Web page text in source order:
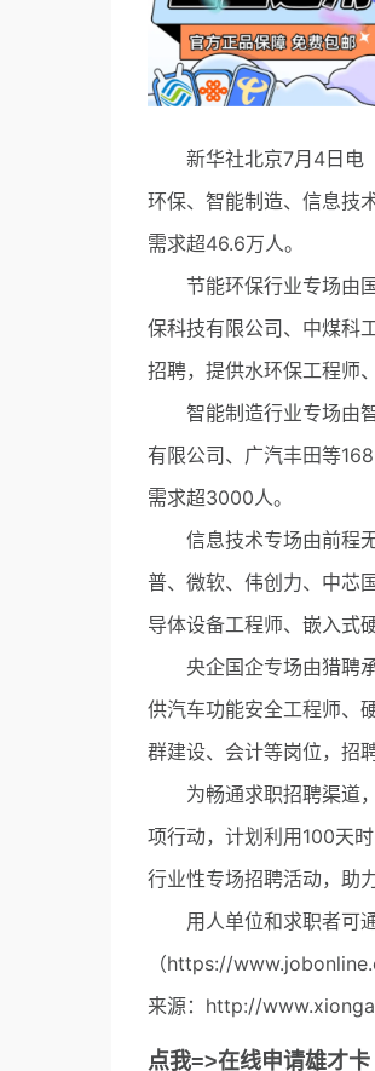
新华社北京7月4日电（
环保、智能制造、信息技
需求超46.6万人。
节能环保行业专场由国
保科技有限公司、中煤科
招聘，提供水环保工程师
智能制造行业专场由智
有限公司、广汽丰田等
需求超3000人。
信息技术专场由前程无
普、微软、伟创力、中芯
导体设备工程师、嵌入式
央企国企专场由猎聘承
供汽车功能安全工程师、
群建设、会计等岗位，招
为畅通求职招聘渠道，
项行动，计划利用100天
行业性专场招聘活动，助
用人单位和求职者可通
（https://
来源：http://
点我=>在线申请雄才卡